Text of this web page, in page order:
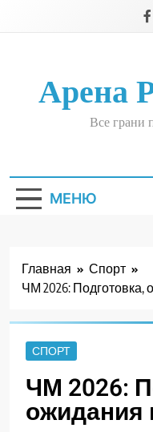
Арена
Все грани
МЕНЮ
Главная
Спорт
ЧМ 2026: Подготовка,
СПОРТ
ЧМ 2026:
ожидания